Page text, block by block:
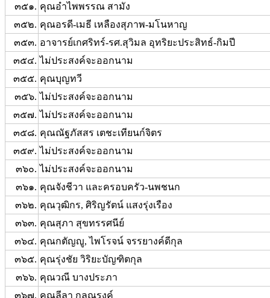
๓๕๑. คุณอำไพพรรณ สามัง
๓๕๒. คุณอรดี-เมธี เหลืองสุภาพ-มโนหาญ
๓๕๓. อาจารย์เกศริทร์-รศ.สุวิมล อุทริยะประสิทธ์-กิมปี
๓๕๔. ไม่ประสงค์จะออกนาม
๓๕๕. คุณบุญทวี
๓๕๖. ไม่ประสงค์จะออกนาม
๓๕๗. ไม่ประสงค์จะออกนาม
๓๕๘. คุณณัฐภัสสร เตชะเทียนก์จิตร
๓๕๙. ไม่ประสงค์จะออกนาม
๓๖๐. ไม่ประสงค์จะออกนาม
๓๖๑. คุณจังชีวา และครอบครัว-นพชนก
๓๖๒. คุณวุฒิกร, ศิริญรัตน์ แสงรุ่งเรือง
๓๖๓. คุณสุภา สุขทรรศนีย์
๓๖๔. คุณกตัญญู, ไพโรจน์ จรรยางค์ดีกุล
๓๖๕. คุณรุ่งชัย วิริยะบัญฑิตกุล
๓๖๖. คุณวณี บางประภา
๓๖๗. คุณลีลา กูลณรงค์